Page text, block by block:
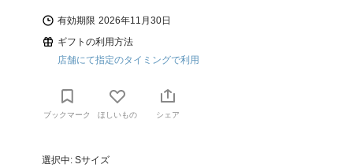
有効期限 2026年11月30日
ギフトの利用方法
店舗にて指定のタイミングで利用
ブックマーク ほしいもの シェア
選択中: Sサイズ